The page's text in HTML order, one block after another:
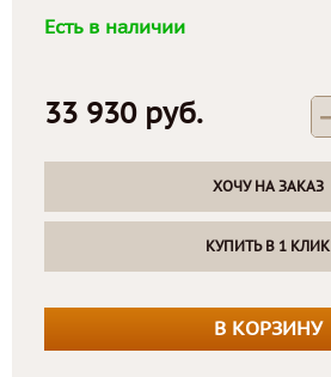
Есть в наличии
33 930 руб.
ХОЧУ НА ЗАКАЗ
КУПИТЬ В 1 КЛИК
В КОРЗИНУ